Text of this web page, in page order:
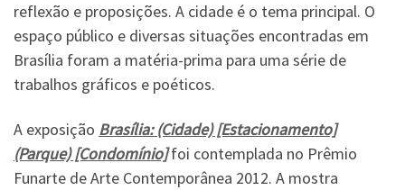
reflexão e proposições. A cidade é o tema principal. O
espaço público e diversas situações encontradas em
Brasília foram a matéria-prima para uma série de
trabalhos gráficos e poéticos.
A exposição Brasília: (Cidade) [Estacionamento]
(Parque) [Condomínio]foi contemplada no Prêmio
Funarte de Arte Contemporânea 2012. A mostra